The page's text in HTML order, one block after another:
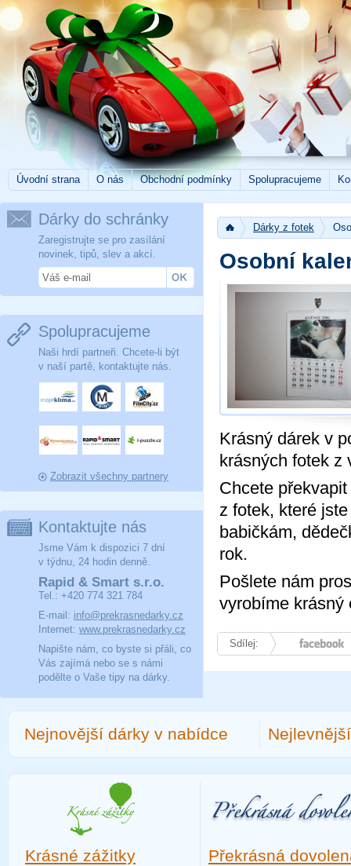
Úvodní strana O nás Obchodní podmínky Spolupracujeme
Dárky z fotek
Osobní
Krásný dárek v
krásných fotek z
Chcete
z fotek, které
babičkám,
rok.
Pošlete nám
vyrobíme krásný
Sdílej: Facebook
Dárky do schránky
Zaregistrujte se pro zasílání
novinek, tipů, slev a akcí.
Spolupracujeme
Naši hrdí partneři. Chcete-li být
v naší partě, kontaktujte nás.
Zobrazit všechny partnery
Kontaktujte nás
Jsme Vám k dispozici 7 dní
v týdnu, 24 hodin denně.
Rapid & Smart s.r.o.
Tel.: +420 774 321 784
E-mail: info@prekrasnedarky.cz
Internet: www.prekrasnedarky.cz
Napište nám, co byste si přáli, co
Vás zajímá nebo se s námi
podělte o Vaše tipy na dárky.
Nejnovější dárky v nabídce
Krásné zážitky Překrásná